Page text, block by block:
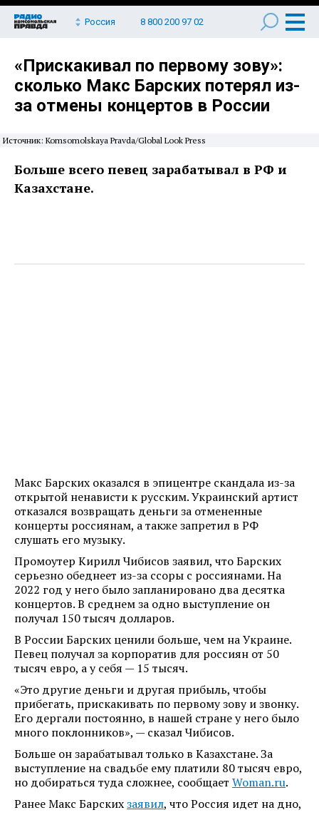
Россия 8 800 200 97 02
«Прискакивал по первому зову»:
сколько Макс Барских потерял из-
за отмены концертов в России
Источник: Komsomolskaya Pravda/Global Look Press
Больше всего певец зарабатывал в РФ и
Казахстане.
Макс Барских оказался в эпицентре скандала из-за
открытой ненависти к русским. Украинский артист
отказался возвращать деньги за отмененные
концерты россиянам, а также запретил в РФ
слушать его музыку.
Промоутер Кирилл Чибисов заявил, что Барских
серьезно обеднеет из-за ссоры с россиянами. На
2022 год у него было запланировано два десятка
концертов. В среднем за одно выступление он
получал 150 тысяч долларов.
В России Барских ценили больше, чем на Украине.
Певец получал за корпоратив для россиян от 50
тысяч евро, а у себя — 15 тысяч.
«Это другие деньги и другая прибыль, чтобы
прибегать, прискакивать по первому зову и звонку.
Его дергали постоянно, в нашей стране у него было
много поклонников», — сказал Чибисов.
Больше он зарабатывал только в Казахстане. За
выступление на свадьбе ему платили 80 тысяч евро,
но добираться туда сложнее, сообщает Woman.ru.
Ранее Макс Барскихзаявил, что Россия идет на дно,